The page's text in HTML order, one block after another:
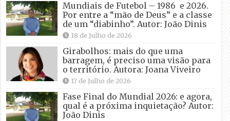
Mundiais de Futebol – 1986 e 2026.
Por entre a “mão de Deus” e a classe
de um “diabinho”. Autor: João Dinis
18 de Julho de 2026
Girabolhos: mais do que uma
barragem, é preciso uma visão para
o território. Autora: Joana Viveiro
17 de Julho de 2026
Fase Final do Mundial 2026: e agora,
qual é a próxima inquietação? Autor:
João Dinis